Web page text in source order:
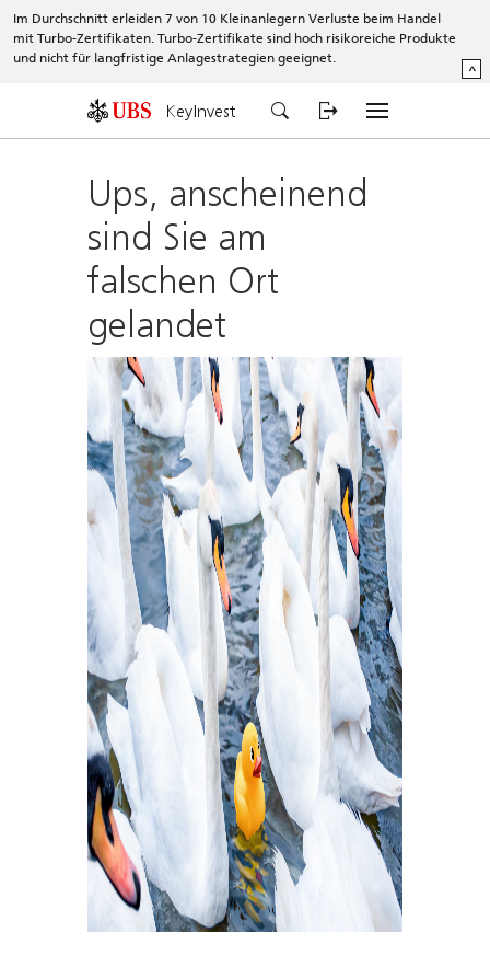
Im Durchschnitt erleiden 7 von 10 Kleinanlegern Verluste beim Handel
mit Turbo-Zertifikaten. Turbo-Zertifikate sind hoch risikoreiche Produkte
und nicht für langfristige Anlagestrategien geeignet.
^
KeyInvest
Ups, anscheinend
sind Sie am
falschen Ort
gelandet